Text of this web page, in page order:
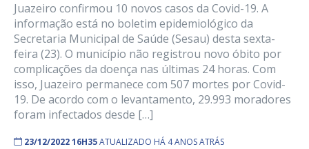
Juazeiro confirmou 10 novos casos da Covid-19. A
informação está no boletim epidemiológico da
Secretaria Municipal de Saúde (Sesau) desta sexta-
feira (23). O município não registrou novo óbito por
complicações da doença nas últimas 24 horas. Com
isso, Juazeiro permanece com 507 mortes por Covid-
19. De acordo com o levantamento, 29.993 moradores
foram infectados desde […]
23/12/2022 16H35ATUALIZADO HÁ 4 ANOS ATRÁS